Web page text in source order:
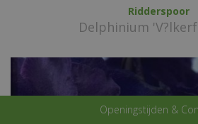
Ridderspoor
Delphinium
Openingstijden &